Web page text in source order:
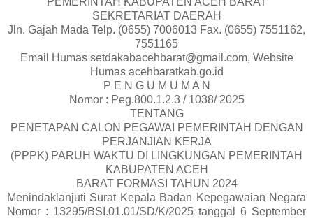
SEKRETARIAT DAERAH
Jln. Gajah Mada Telp. (0655) 7006013 Fax. (0655) 7551162,
7551165
Email Humas setdakabacehbarat@gmail.com, Website
Humas acehbaratkab.go.id
P E N G U M U M A N
Nomor : Peg.800.1.2.3 / 1038/ 2025
TENTANG
PENETAPAN CALON PEGAWAI PEMERINTAH DENGAN
PERJANJIAN KERJA
(PPPK) PARUH WAKTU DI LINGKUNGAN PEMERINTAH
KABUPATEN ACEH
BARAT FORMASI TAHUN 2024
Menindaklanjuti Surat Kepala Badan Kepegawaian Negara
Nomor : 13295/BSI.01.01/SD/K/2025 tanggal 6 September